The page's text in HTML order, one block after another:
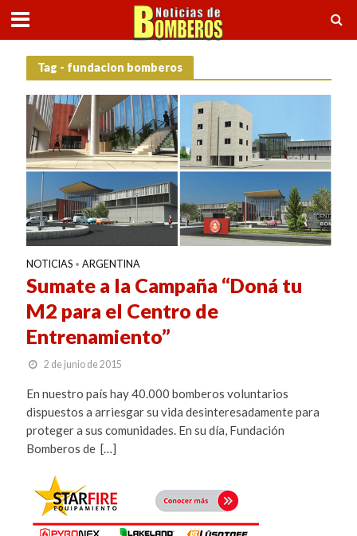
Tag - fundacion bomberos
NOTICIAS • ARGENTINA
Sumate a la Campaña “Doná tu
M2 para el Centro de
Entrenamiento”
2 de junio de 2015
En nuestro país hay 40.000 bomberos voluntarios
dispuestos a arriesgar su vida desinteresadamente para
proteger a sus comunidades. En su día, Fundación
Bomberos de […]